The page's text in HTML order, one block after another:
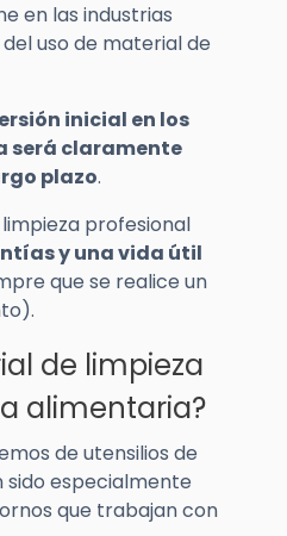
en las industrias
uso de material de
inicial en los
será claramente
plazo.
profesional
y una vida útil
que se realice un
de limpieza
alimentaria?
de utensilios de
sido especialmente
que trabajan con